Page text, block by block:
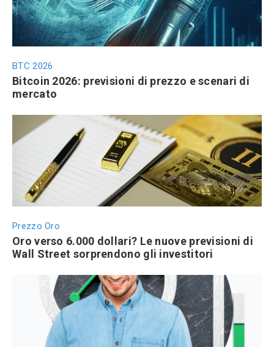
BTC 2026
Bitcoin 2026: previsioni di prezzo e scenari di
mercato
Prezzo Oro
Oro verso 6.000 dollari? Le nuove previsioni di
Wall Street sorprendono gli investitori